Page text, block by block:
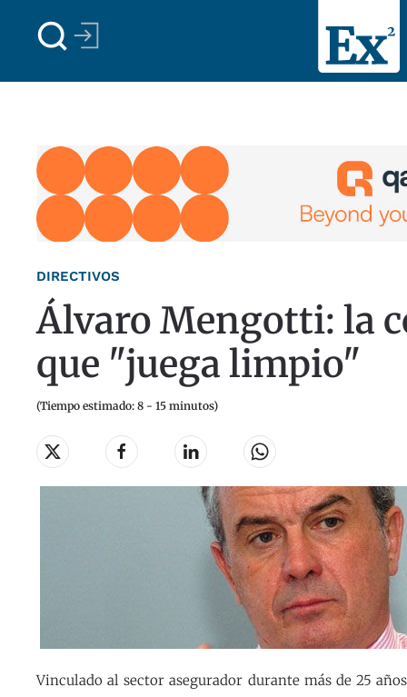
Skip to main content
DIRECTIVOS
Álvaro Mengotti: la
que "juega limpio"
(Tiempo estimado: 8 - 15 minutos)
Vinculado al sector asegurador durante más de 25